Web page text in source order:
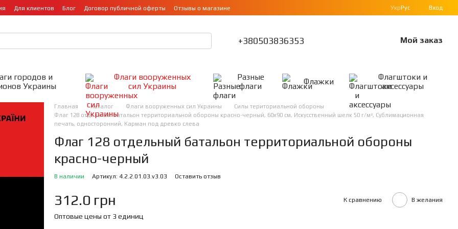
Для клиентов Блог Договор публичной оферты Отзывы о магазине УкрРус Вход
+380503836353 Мой заказ
городов и
Украины
Флаги вооруженных
сил Украины
Разные
флаги
Флажки
Флагштоки и
аксессуары
Главная Каталог Флаги вооруженных сил Украины
Силы териториальной обороны
Флаг 128 отдельный батальон территориальной обороны красно-черный, 60х90 см, Искусственный шелк 50 г/м², Сублимационная
печать, односторонний, Карман под древко слева
Флаг 128 отдельный батальон территориальной обороны
красно-черный
В наличии Артикул: 4.2.2.01.03.v3.03 Оставить отзыв
312.0 грн К сравнению В желания
Оптовые цены от 3 единиц